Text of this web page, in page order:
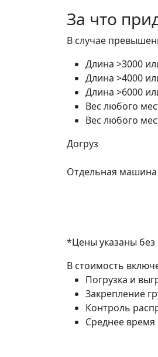
За что
В случае
Длина >3000
Длина >4000
Длина >6000
Вес любого
Вес любого
Догруз
Отдельная машина
*Цены указаны
В стоимость
Погрузка и
Закрепление
Контроль
Среднее время